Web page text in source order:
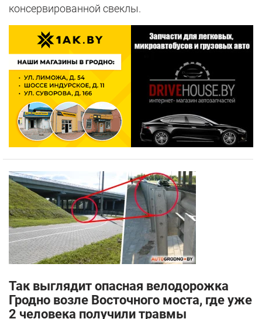
консервированной свеклы.
Так выглядит опасная велодорожка
Гродно возле Восточного моста, где уже
2 человека получили травмы